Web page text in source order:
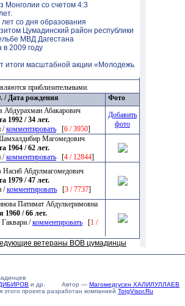
Монголии со счетом 4:3
со дня образования
Цумадинский район республики
МВД Дагестана
2009 году
итоги масштабной акции «Молодежь
приблизительными.
Дата рождения
Фото
Абдурахман Абакарович
1992 / 34 лет.
/комментировать [6 / 3950]
Добавить
фото
Магомедович
1964 / 62 лет.
/комментировать [4 / 12844]
Абдулмагомедович
1979 / 47 лет.
/комментировать [3 / 7737]
Патимат Абдулкеримовна
1960 / 66 лет.
/комментировать [1 /
ветераны ВОВ цумадинцы
и др. Автор — Магомедгусен ХАЛИЛУЛЛАЕВ
проекта разработан компанией TorgVisor.Ru